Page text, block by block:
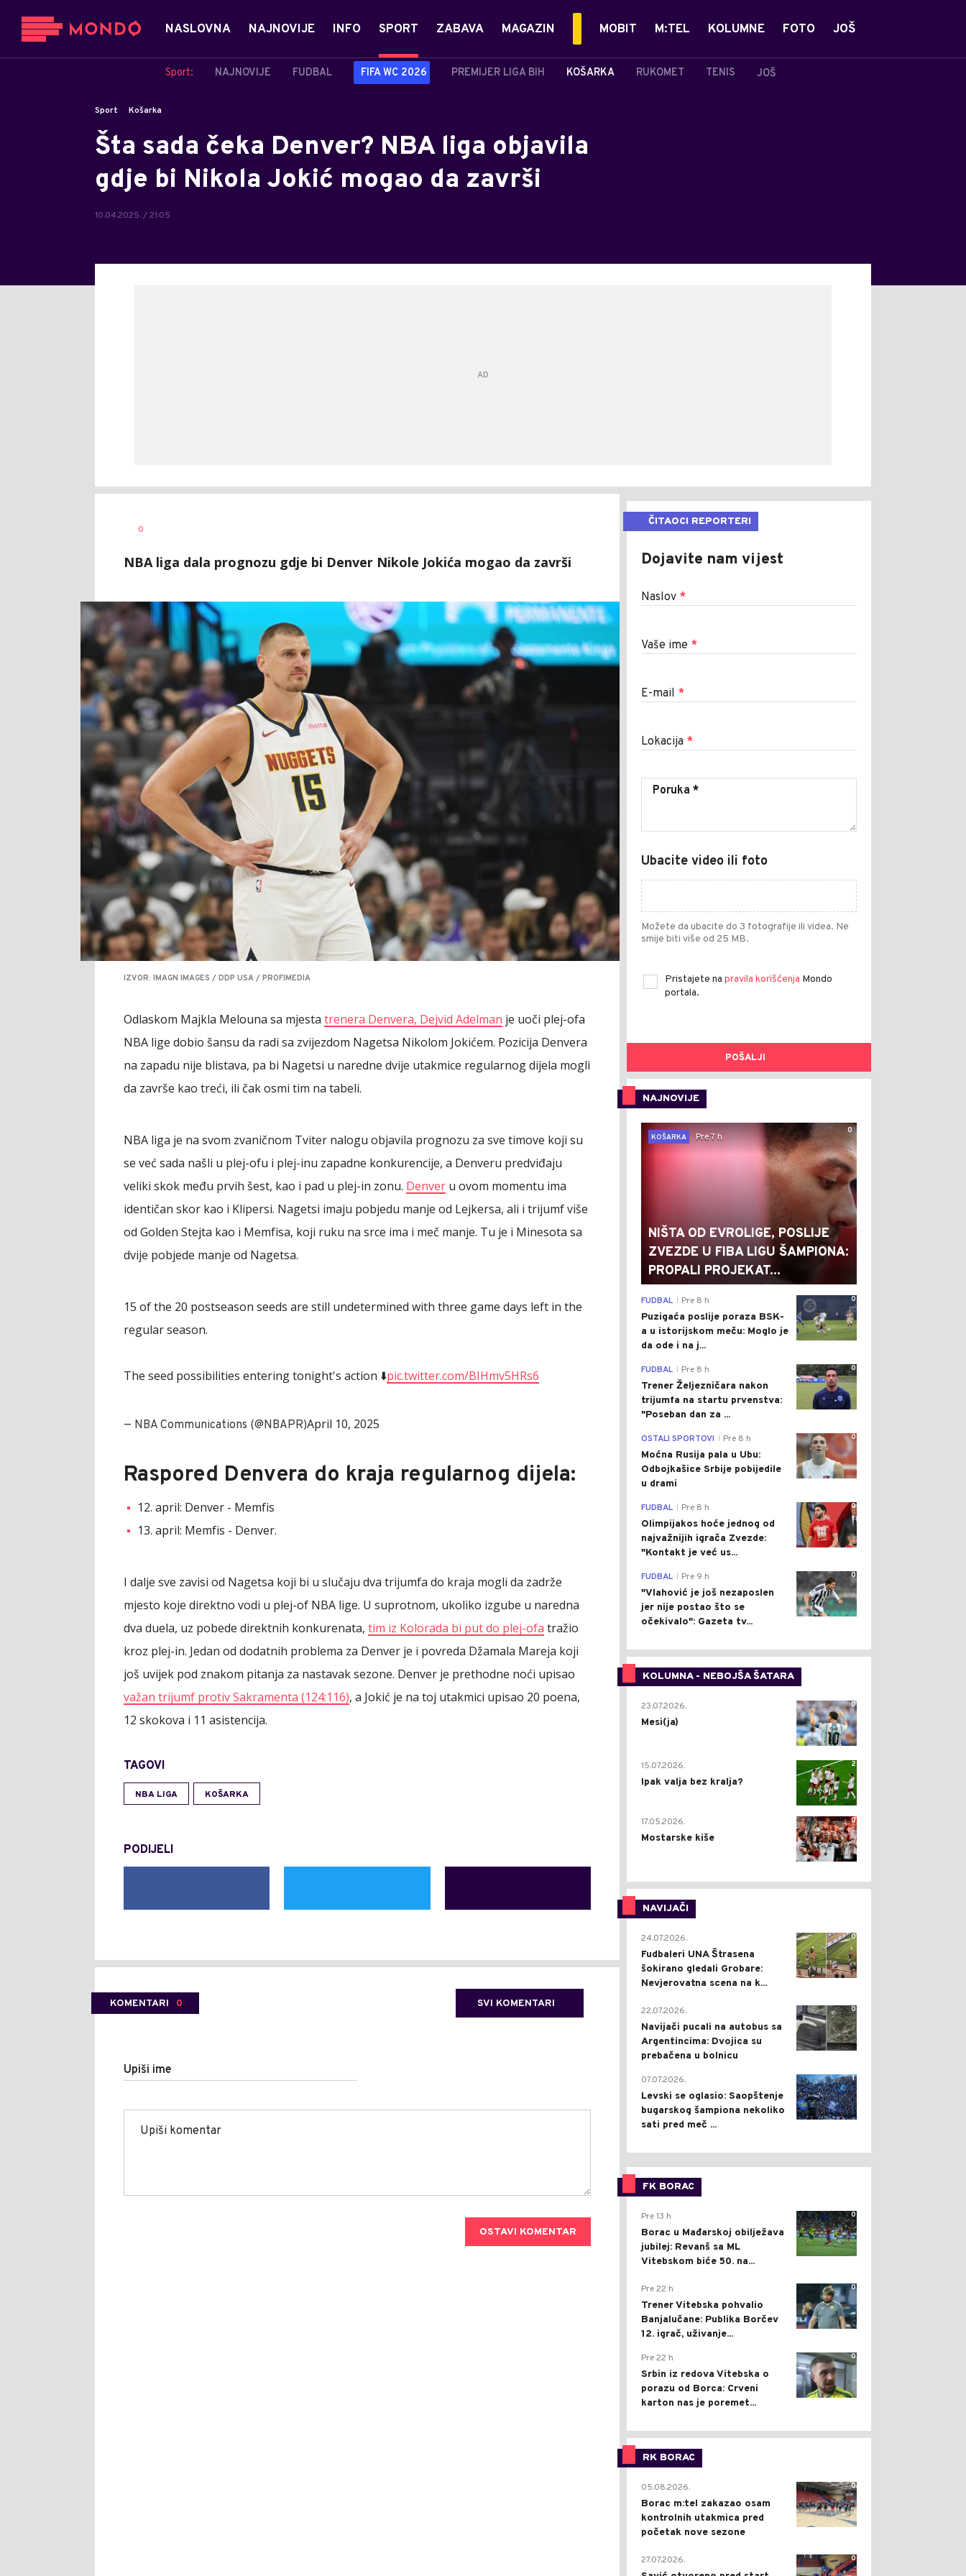
NASLOVNA NAJNOVIJE INFO SPORT
Sport: NAJNOVIJE FUDBAL FIFA WC 2026 PREMIJER LIGA BIH KOŠARKA RUKOMET TENIS JOŠ
ZABAVA MAGAZIN MOBIT M:TEL KOLUMNE FOTO JOŠ
Sport Košarka
Šta sada čeka Denver? NBA liga objavila
gdje bi Nikola Jokić mogao da završi
10.04.2025. / 21:05
AUTOR
0
NBA liga dala prognozu gdje bi Denver Nikole Jokića mogao da završi
IZVOR: IMAGN IMAGES / DDP USA / PROFIMEDIA
Odlaskom Majkla Melouna sa mjesta trenera Denvera, Dejvid Adelman je uoči plej-ofa
NBA lige dobio šansu da radi sa zvijezdom Nagetsa Nikolom Jokićem. Pozicija Denvera
na zapadu nije blistava, pa bi Nagetsi u naredne dvije utakmice regularnog dijela mogli
da završe kao treći, ili čak osmi tim na tabeli.
NBA liga je na svom zvaničnom Tviter nalogu objavila prognozu za sve timove koji su
se već sada našli u plej-ofu i plej-inu zapadne konkurencije, a Denveru predviđaju
veliki skok među prvih šest, kao i pad u plej-in zonu. Denver u ovom momentu ima
identičan skor kao i Klipersi. Nagetsi imaju pobjedu manje od Lejkersa, ali i trijumf više
od Golden Stejta kao i Memfisa, koji ruku na srce ima i meč manje. Tu je i Minesota sa
dvije pobjede manje od Nagetsa.
15 of the 20 postseason seeds are still undetermined with three game days left in the
regular season.
The seed possibilities entering tonight's action ⬇️pic.twitter.com/BIHmv5HRs6
— NBA Communications (@NBAPR)April 10, 2025
Raspored Denvera do kraja regularnog dijela:
12. april: Denver - Memfis
13. april: Memfis - Denver.
I dalje sve zavisi od Nagetsa koji bi u slučaju dva trijumfa do kraja mogli da zadrže
mjesto koje direktno vodi u plej-of NBA lige. U suprotnom, ukoliko izgube u naredna
dva duela, uz pobede direktnih konkurenata, tim iz Kolorada bi put do plej-ofa tražio
kroz plej-in. Jedan od dodatnih problema za Denver je i povreda Džamala Mareja koji
još uvijek pod znakom pitanja za nastavak sezone. Denver je prethodne noći upisao
važan trijumf protiv Sakramenta (124:116), a Jokić je na toj utakmici upisao 20 poena,
12 skokova i 11 asistencija.
TAGOVI
NBA LIGA KOŠARKA
PODIJELI
KOMENTARI 0 SVI KOMENTARI
Upiši ime
OSTAVI KOMENTAR
ČITAOCI REPORTERI
Dojavite nam vijest
Naslov *
Vaše ime *
E-mail *
Lokacija *
Ubacite video ili foto
Možete da ubacite do 3 fotografije ili videa. Ne
smije biti više od 25 MB.
Pristajete na pravila korišćenja Mondo
portala.
POŠALJI
NAJNOVIJE
0
KOŠARKA
Pre 7 h
NIŠTA OD EVROLIGE, POSLIJE
ZVEZDE U FIBA LIGU ŠAMPIONA:
PROPALI PROJEKAT...
0
FUDBAL Pre 8 h
Puzigaća poslije poraza BSK-
a u istorijskom meču: Moglo je
da ode i na j...
0
FUDBAL Pre 8 h
Trener Željezničara nakon
trijumfa na startu prvenstva:
"Poseban dan za ...
0
OSTALI SPORTOVI Pre 8 h
Moćna Rusija pala u Ubu:
Odbojkašice Srbije pobijedile
u drami
0
FUDBAL Pre 8 h
Olimpijakos hoće jednog od
najvažnijih igrača Zvezde:
"Kontakt je već us...
0
FUDBAL Pre 9 h
"Vlahović je još nezaposlen
jer nije postao što se
očekivalo": Gazeta tv...
KOLUMNA - NEBOJŠA ŠATARA
0
23.07.2026.
Mesi(ja)
2
15.07.2026.
Ipak valja bez kralja?
0
17.05.2026.
Mostarske kiše
NAVIJAČI
0
24.07.2026.
Fudbaleri UNA Štrasena
šokirano gledali Grobare:
Nevjerovatna scena na k...
0
22.07.2026.
Navijači pucali na autobus sa
Argentincima: Dvojica su
prebačena u bolnicu
1
07.07.2026.
Levski se oglasio: Saopštenje
bugarskog šampiona nekoliko
sati pred meč ...
FK BORAC
0
Pre 13 h
Borac u Mađarskoj obilježava
jubilej: Revanš sa ML
Vitebskom biće 50. na...
0
Pre 22 h
Trener Vitebska pohvalio
Banjalučane: Publika Borčev
12. igrač, uživanje...
0
Pre 22 h
Srbin iz redova Vitebska o
porazu od Borca: Crveni
karton nas je poremet...
RK BORAC
0
05.08.2026.
Borac m:tel zakazao osam
kontrolnih utakmica pred
početak nove sezone
0
27.07.2026.